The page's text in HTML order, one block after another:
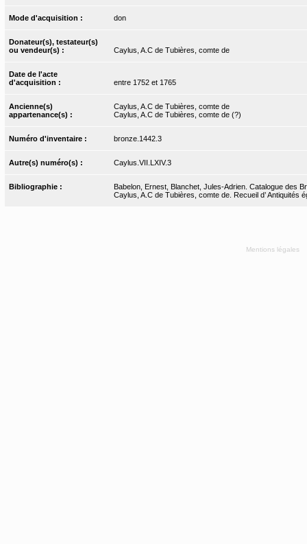
Mode d'acquisition : don
Donateur(s), testateur(s)
ou vendeur(s) :
Caylus, A.C de Tubières, comte de
Date de l'acte
d'acquisition :
entre 1752 et 1765
Ancienne(s)
appartenance(s) :
Caylus, A.C de Tubières, comte de
Caylus, A.C de Tubières, comte de (?)
Numéro d'inventaire : bronze.1442.3
Autre(s) numéro(s) : Caylus.VII.LXIV.3
Bibliographie :
Babelon, Ernest, Blanchet, Jules-Adrien. Catalogue des
Caylus, A.C de Tubières, comte de. Recueil d’ Antiquités
Mentions légales